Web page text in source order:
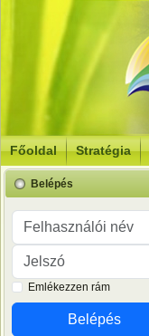
Főoldal Stratégia
Belépés
Felhasználói név
Jelszó
Emlékezzen rám
Belépés